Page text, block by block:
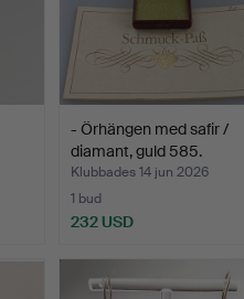
- Örhängen med safir /
diamant, guld 585.
Klubbades 14 jun 2026
1 bud
232 USD